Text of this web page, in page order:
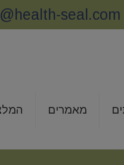
seal.com
מאמרים